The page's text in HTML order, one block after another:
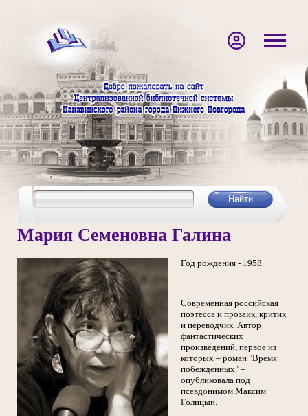
Мария Семеновна Галина
Год рождения - 1958.
Современная российская
поэтесса и прозаик, критик
и переводчик. Автор
фантастических
произведений, первое из
которых – роман "Время
побежденных" –
опубликовала под
псевдонимом Максим
Голицын.